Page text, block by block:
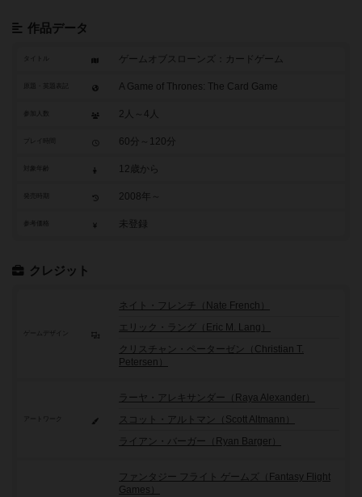
作品データ
タイトル ゲームオブスローンズ：カードゲーム
A Game of Thrones: The Card Game
参加人数 2人～4人
60分～120分
12歳から
2008年～
参考価格 未登録
クレジット
ゲームデザイン
ネイト・フレンチ（Nate French）
エリック・ラング（Eric M. Lang）
クリスチャン・ペーターゼン（Christian T.
Petersen）
アートワーク
ラーヤ・アレキサンダー（Raya Alexander）
スコット・アルトマン（Scott Altmann）
ライアン・バーガー（Ryan Barger）
ファンタジー フライト ゲームズ（Fantasy Flight
Games）